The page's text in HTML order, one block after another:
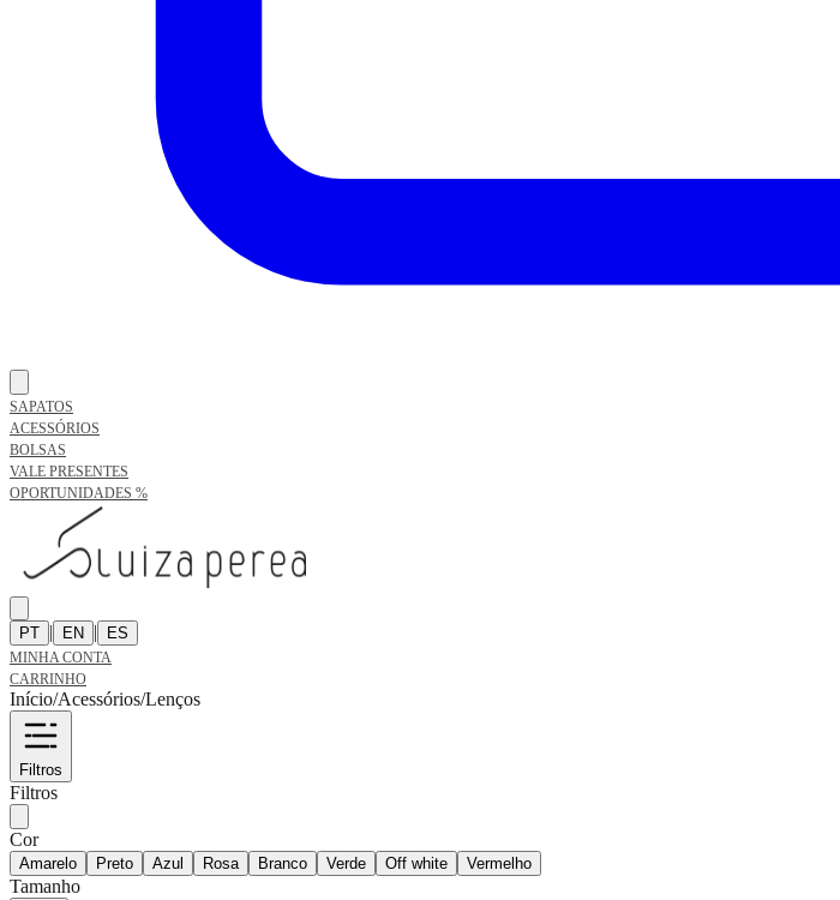
SAPATOS
ACESSÓRIOS
BOLSAS
VALE PRESENTES
OPORTUNIDADES %
PT | EN | ES
MINHA CONTA
CARRINHO
Início/Acessórios/Lenços
Filtros
Filtros
Cor
Amarelo Preto Azul Rosa Branco Verde Off white Vermelho
Tamanho